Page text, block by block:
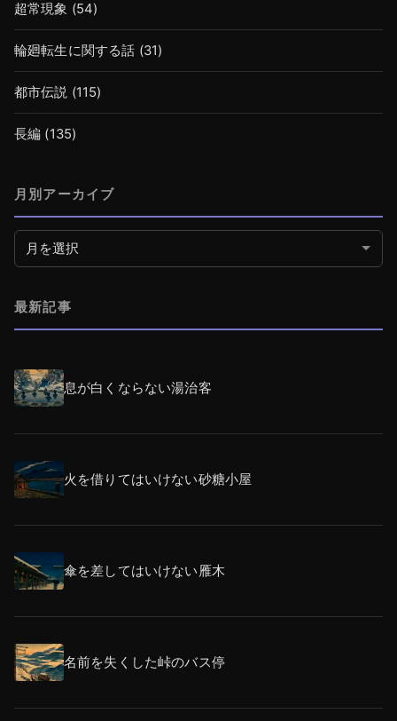
超常現象 (54)
輪廻転生に関する話 (31)
都市伝説 (115)
長編 (135)
月別アーカイブ
月別アーカイブ
最新記事
息が白くならない湯治客
火を借りてはいけない砂糖小屋
傘を差してはいけない雁木
名前を失くした峠のバス停